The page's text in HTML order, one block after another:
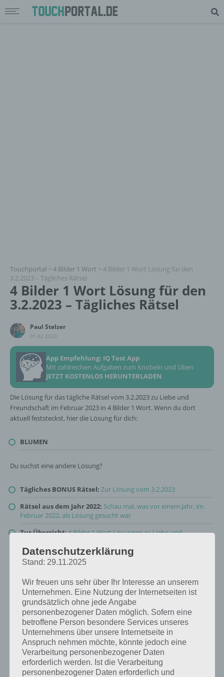
Touchportal > 4 Bilder 1 Wort > 4 Bilder 1 Wort Lösung für den
3.2.2023 – Tägliches Rätsel
4 Bilder 1 Wort Lösung für den
3.2.2023 – Tägliches Rätsel
Paul Stelzer
01.02.2023
App Empfehlung: IQ Test App
Mit zahlreichen Aufgaben zum Knobeln und Üben
JETZT KOSTENLOS HERUNTERLADEN
Die Lösung für das tägliche Rätsel vom 3.2.2023 zu Liebe und
Freundschaft im Februar 2023 in 4 Bilder 1 Wort. Wenn du dort
aktuell feststeckst, hier die Lösung für dich:
BLUMEN
Du suchst eine andere Lösung?
Tägliches BONUS Rätsel: Zur Lösung vom 3.2.2023
Rätsel aus dem Jahr 2022: Schau mal, was vor einem Jahr, im
Februar 2022, als Lösung gesucht war
Zur Übersicht:4 Bilder 1 Wort Lösungen zu Liebe und
Datenschutzerklärung
Stand: 29.11.2025
Wir freuen uns sehr über Ihr Interesse an unserem
Unternehmen. Eine Nutzung der Internetseiten ist
grundsätzlich ohne jede Angabe
personenbezogener Daten möglich. Sofern eine
betroffene Person besondere Services unseres
Unternehmens über unsere Internetseite in
Anspruch nehmen möchte, könnte jedoch eine
Verarbeitung personenbezogener Daten
erforderlich werden. Ist die Verarbeitung
personenbezogener Daten erforderlich und